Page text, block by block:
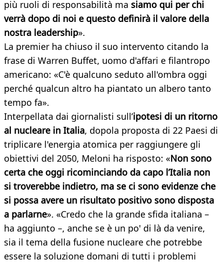
più ruoli di responsabilità ma siamo qui per chi
verrà dopo di noi e questo definirà il valore della
nostra leadership».
La premier ha chiuso il suo intervento citando la
frase di Warren Buffet, uomo d'affari e filantropo
americano: «C'è qualcuno seduto all'ombra oggi
perché qualcun altro ha piantato un albero tanto
tempo fa».
Interpellata dai giornalisti sull’ipotesi di un ritorno
al nucleare in Italia, dopola proposta di 22 Paesi di
triplicare l'energia atomica per raggiungere gli
obiettivi del 2050, Meloni ha risposto: «Non sono
certa che oggi ricominciando da capo l’Italia non
si troverebbe indietro, ma se ci sono evidenze che
si possa avere un risultato positivo sono disposta
a parlarne». «Credo che la grande sfida italiana –
ha aggiunto –, anche se è un po' di là da venire,
sia il tema della fusione nucleare che potrebbe
essere la soluzione domani di tutti i problemi